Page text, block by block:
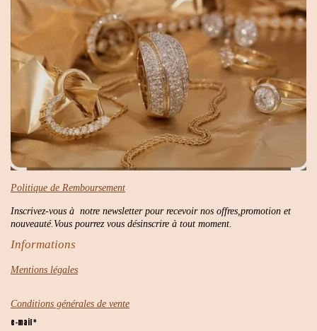
Politique de Remboursement
Inscrivez-vous à notre newsletter pour recevoir nos offres,promotion et
nouveauté.Vous pourrez vous désinscrire à tout moment.
Informations
Mentions légales
Conditions générales de vente
e-mail *